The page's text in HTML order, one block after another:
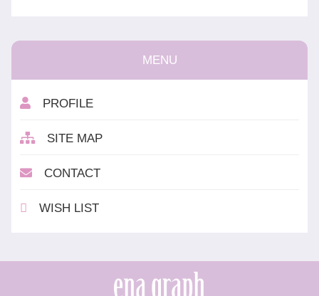
MENU
PROFILE
SITE MAP
CONTACT
WISH LIST